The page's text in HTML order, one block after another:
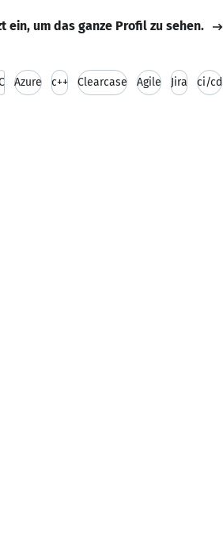
ein, um das ganze Profil zu sehen.
Azure c++ Clearcase Agile Jira ci/cd